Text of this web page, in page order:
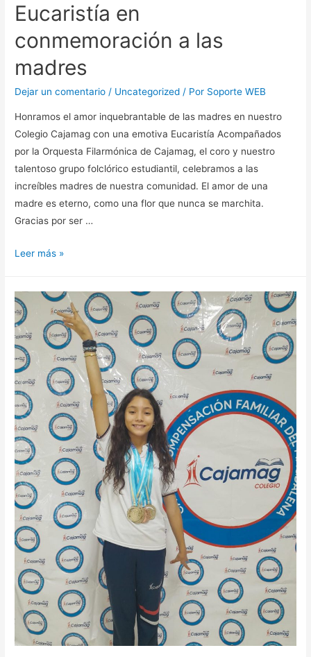
Eucaristía en
conmemoración a las
madres
Dejar un comentario / Uncategorized / Por Soporte WEB
Honramos el amor inquebrantable de las madres en nuestro
Colegio Cajamag con una emotiva Eucaristía Acompañados
por la Orquesta Filarmónica de Cajamag, el coro y nuestro
talentoso grupo folclórico estudiantil, celebramos a las
increíbles madres de nuestra comunidad. El amor de una
madre es eterno, como una flor que nunca se marchita.
Gracias por ser …
Leer más »